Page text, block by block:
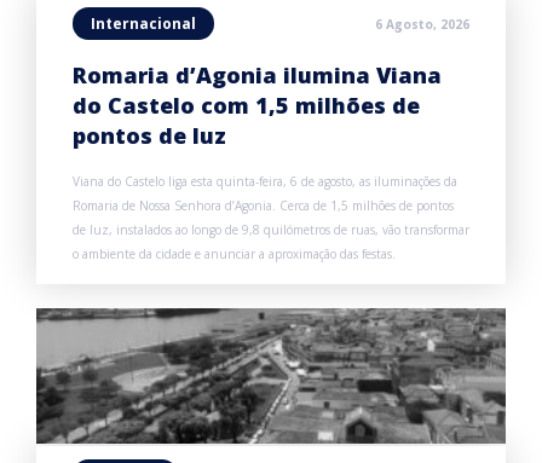
Internacional 6 Agosto, 2026
Romaria d’Agonia ilumina Viana
do Castelo com 1,5 milhões de
pontos de luz
Viana do Castelo liga esta quinta-feira, 6 de agosto, as iluminações da
Romaria de Nossa Senhora d’Agonia. Cerca de 1,5 milhões de pontos
de luz, instalados ao longo de 9,8 quilómetros de ruas, vão transformar
o ambiente da cidade e anunciar a aproximação das festas.